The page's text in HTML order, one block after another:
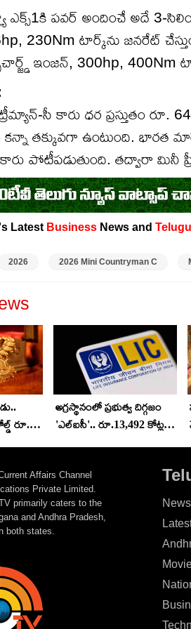
ఎక్స్1కి పవర్ అందించే అదే 3-
230Nm టార్క్‌ను జనరేట్
ఇంజన్, 300hp, 400Nm
సీ కారు ధర ప్రస్తుతం రూ.
కన్నా తక్కువగా ఉంటుంది. భారత
పోటీపడుతుంది. తద్వారా మినీ
Latest Business News and
2026 2026 Mini Countryman C
రూ. 2
అగ్రస్థానంలో ప్రభుత్వ దిగ్గజం
'ఎల్ఐసీ'.. రూ.13,492 కోట్ల
Affairs Channel
Private Limited.
primarily caters to the
and Andhra Pradesh,
both states.
News